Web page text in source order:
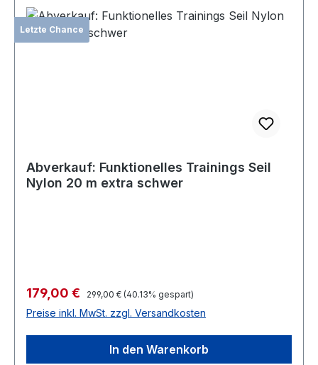
Letzte Chance
Abverkauf: Funktionelles Trainings Seil
Nylon 20 m extra schwer
Verkaufspreis:
179,00 € Regulärer Preis:
299,00 € (40.13% gespart)
Preise inkl. MwSt. zzgl. Versandkosten
In den Warenkorb